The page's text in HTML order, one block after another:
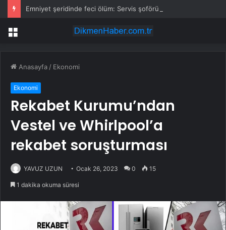
Menü
Anasayfa / Ekonomi
Ekonomi
Rekabet Kurumu’ndan
Vestel ve Whirlpool’a
rekabet soruşturması
YAVUZ UZUN Ocak 26, 2023 0 15
1 dakika okuma süresi